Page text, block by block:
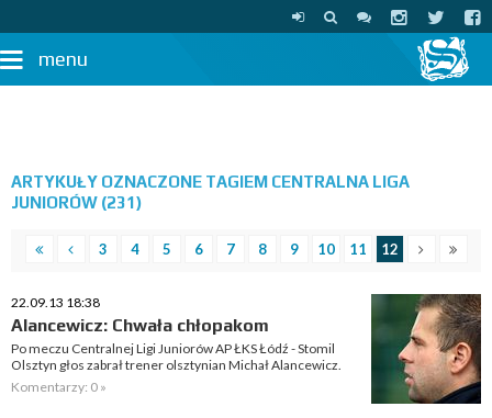
menu
ARTYKUŁY OZNACZONE TAGIEM CENTRALNA LIGA
JUNIORÓW (231)
3 4 5 6 7 8 9 10 11 12
22.09.13 18:38
Alancewicz: Chwała chłopakom
Po meczu Centralnej Ligi Juniorów AP ŁKS Łódź - Stomil
Olsztyn głos zabrał trener olsztynian Michał Alancewicz.
Komentarzy: 0 »